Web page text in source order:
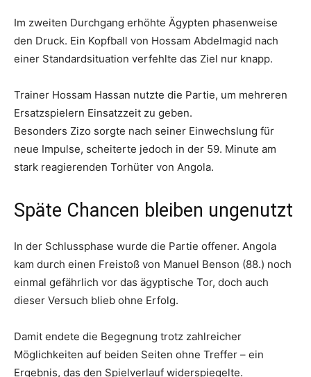
Im zweiten Durchgang erhöhte Ägypten phasenweise
den Druck. Ein Kopfball von Hossam Abdelmagid nach
einer Standardsituation verfehlte das Ziel nur knapp.
Trainer Hossam Hassan nutzte die Partie, um mehreren
Ersatzspielern Einsatzzeit zu geben.
Besonders Zizo sorgte nach seiner Einwechslung für
neue Impulse, scheiterte jedoch in der 59. Minute am
stark reagierenden Torhüter von Angola.
Späte Chancen bleiben ungenutzt
In der Schlussphase wurde die Partie offener. Angola
kam durch einen Freistoß von Manuel Benson (88.) noch
einmal gefährlich vor das ägyptische Tor, doch auch
dieser Versuch blieb ohne Erfolg.
Damit endete die Begegnung trotz zahlreicher
Möglichkeiten auf beiden Seiten ohne Treffer – ein
Ergebnis, das den Spielverlauf widerspiegelte.